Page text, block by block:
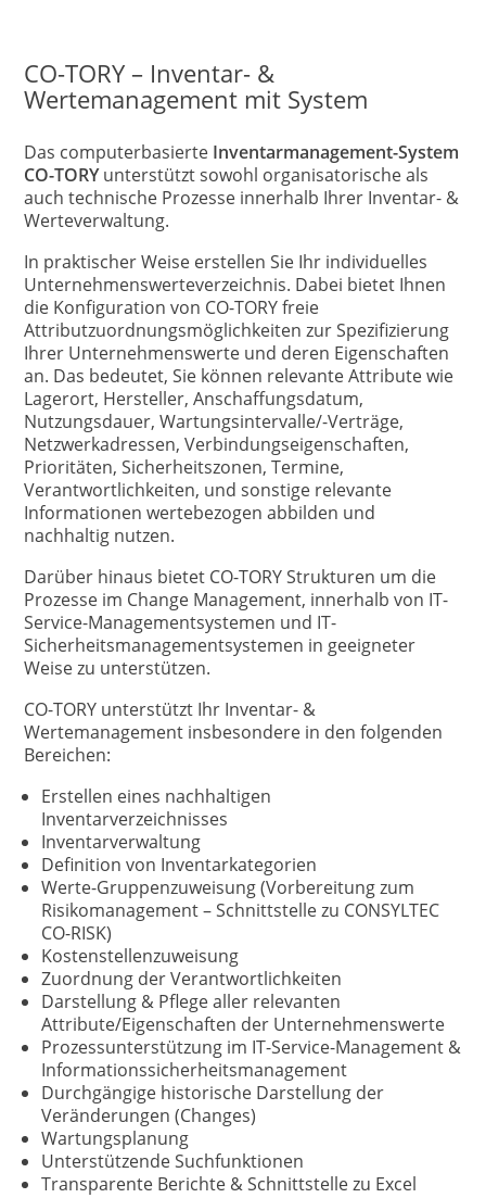
CO-TORY – Inventar- &
Wertemanagement mit System
Das computerbasierte Inventarmanagement-System
CO-TORYunterstützt sowohl organisatorische als
auch technische Prozesse innerhalb Ihrer Inventar- &
Werteverwaltung.
In praktischer Weise erstellen Sie Ihr individuelles
Unternehmenswerteverzeichnis. Dabei bietet Ihnen
die Konfiguration von CO-TORY freie
Attributzuordnungsmöglichkeiten zur Spezifizierung
Ihrer Unternehmenswerte und deren Eigenschaften
an. Das bedeutet, Sie können relevante Attribute wie
Lagerort, Hersteller, Anschaffungsdatum,
Nutzungsdauer, Wartungsintervalle/-Verträge,
Netzwerkadressen, Verbindungseigenschaften,
Prioritäten, Sicherheitszonen, Termine,
Verantwortlichkeiten, und sonstige relevante
Informationen wertebezogen abbilden und
nachhaltig nutzen.
Darüber hinaus bietet CO-TORY Strukturen um die
Prozesse im Change Management, innerhalb von IT-
Service-Managementsystemen und IT-
Sicherheitsmanagementsystemen in geeigneter
Weise zu unterstützen.
CO-TORY unterstützt Ihr Inventar- &
Wertemanagement insbesondere in den folgenden
Bereichen:
Erstellen eines nachhaltigen
Inventarverzeichnisses
Inventarverwaltung
Definition von Inventarkategorien
Werte-Gruppenzuweisung (Vorbereitung zum
Risikomanagement – Schnittstelle zu CONSYLTEC
CO-RISK)
Kostenstellenzuweisung
Zuordnung der Verantwortlichkeiten
Darstellung & Pflege aller relevanten
Attribute/Eigenschaften der Unternehmenswerte
Prozessunterstützung im IT-Service-Management &
Informationssicherheitsmanagement
Durchgängige historische Darstellung der
Veränderungen (Changes)
Wartungsplanung
Unterstützende Suchfunktionen
Transparente Berichte & Schnittstelle zu Excel